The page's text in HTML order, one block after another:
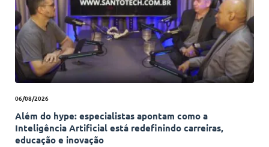
06/08/2026
Além do hype: especialistas apontam como a
Inteligência Artificial está redefinindo carreiras,
educação e inovação